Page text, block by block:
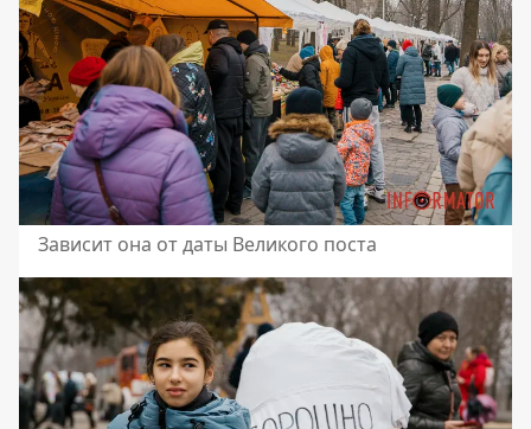
Зависит она от даты Великого поста